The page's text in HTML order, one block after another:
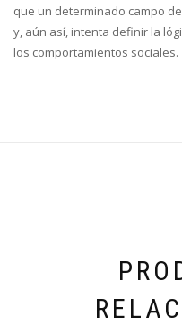
que un determinado campo
y, aún así, intenta definir la
los comportamientos sociales.